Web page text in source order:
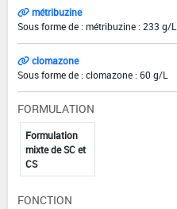
métribuzine
Sous forme de : métribuzine : 233 g/L
clomazone
Sous forme de : clomazone : 60 g/L
FORMULATION
Formulation
mixte de SC et
CS
FONCTION